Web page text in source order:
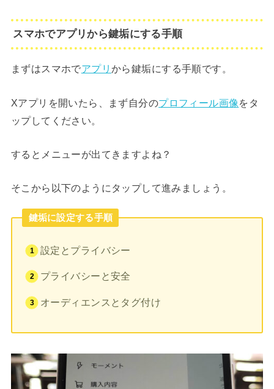
スマホでアプリから鍵垢にする手順
まずはスマホでアプリから鍵垢にする手順です。
Xアプリを開いたら、まず自分のプロフィール画像をタ
ップしてください。
するとメニューが出てきますよね？
そこから以下のようにタップして進みましょう。
鍵垢に設定する手順
設定とプライバシー
プライバシーと安全
オーディエンスとタグ付け